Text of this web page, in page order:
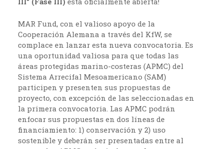
MAR Fund, con el valioso apoyo de la
Cooperación Alemana a través del KfW, se
complace en lanzar esta nueva convocatoria. Es
una oportunidad valiosa para que todas las
áreas protegidas marino-costeras (APMC) del
Sistema Arrecifal Mesoamericano (SAM)
participen y presenten sus propuestas de
proyecto, con excepción de las seleccionadas en
la primera convocatoria. Las APMC podrán
enfocar sus propuestas en dos líneas de
financiamiento: 1) conservación y 2) uso
sostenible y deberán ser presentadas entre al